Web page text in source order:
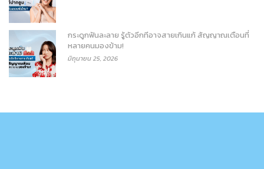
กระดูกฟันละลาย รู้ตัวอีกทีอาจสายเกินแก้ สัญญาณเตือนที่
หลายคนมองข้าม!
มิถุนายน 25, 2026